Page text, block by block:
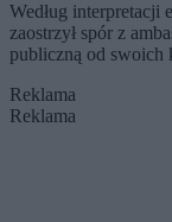
Według interpretacji
zaostrzył spór z
publiczną od swoich
Reklama
Reklama